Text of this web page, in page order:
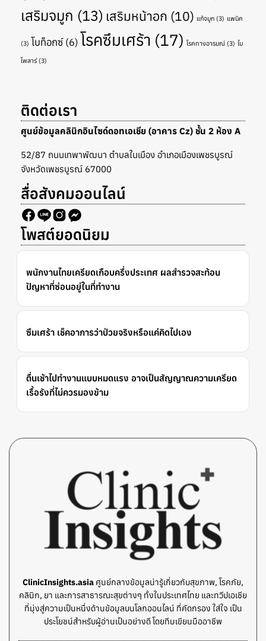
เสริมจมูก (13) เสริมหน้าอก (10) แก้จมูก (3) แพนิค
(3) โบท็อกซ์(6) โรคซึมเศร้า (17) โรคทางอารมณ์ (3) ไบ
โพลาร์(3)
ติดต่อเรา
ศูนย์ข้อมูลคลินิกอินไซด์ดอทเอเชีย (อาคาร Cz) ชั้น 2 ห้อง A
52/87 ถนนเทพาพัฒนา ตำบลในเมือง อำเภอเมืองเพชรบูรณ์
จังหวัดเพชรบูรณ์ 67000
สื่อสังคมออนไลน์
โพสต์ยอดนิยม
พนักงานไทยเครียดเกือบครึ่งประเทศ ผลสำรวจสะท้อน
ปัญหาที่ซ่อนอยู่ในที่ทำงาน
ซึมเศร้า เช็คอาการว่าป่วยจริงหรือแค่คิดไปเอง
ตื่นเช้าไปทำงานแบบหมดแรง อาจเป็นสัญญาณความเครียด
เรื้อรังที่ไม่ควรมองข้าม
ClinicInsights.asia ศูนย์กลางข้อมูลน่ารู้เกี่ยวกับสุขภาพ, โรคภัย,
คลินิก, ยา และการสาธารณะสุขต่างๆ ทั้งในประเทศไทย และทวีปเอเชีย
ที่มุ่งสู่ความเป็นหนึ่งด้านข้อมูลบนโลกออนไลน์ ที่คัดกรอง ใส่ใจ เป็น
ประโยชน์สำหรับผู้อ่านเป็นอย่างดี โดยทีมเขียนมืออาชีพ